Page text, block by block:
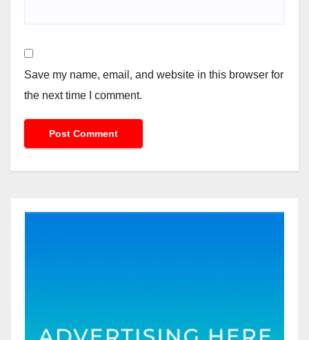
Save my name, email, and website in this browser for
the next time I comment.